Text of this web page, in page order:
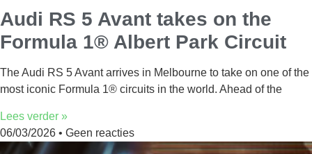
Audi RS 5 Avant takes on the
Formula 1® Albert Park Circuit
The Audi RS 5 Avant arrives in Melbourne to take on one of the
most iconic Formula 1® circuits in the world. Ahead of the
Lees verder »
06/03/2026
Geen reacties